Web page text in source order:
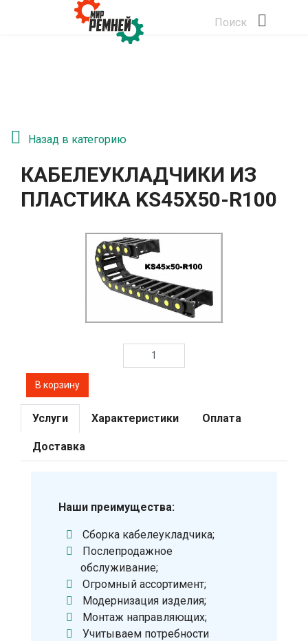
Поиск
Назад в категорию
КАБЕЛЕУКЛАДЧИКИ ИЗ
ПЛАСТИКА KS45Х50-R100
Услуги Характеристики Оплата
Доставка
Наши преимущества:
Сборка кабелеукладчика;
Послепродажное
обслуживание;
Огромный ассортимент;
Модернизация изделия;
Монтаж направляющих;
Учитываем потребности